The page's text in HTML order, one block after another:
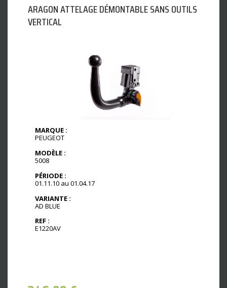
ARAGON ATTELAGE DÉMONTABLE SANS OUTILS
VERTICAL
MARQUE :
PEUGEOT
MODÈLE :
5008
PÉRIODE :
01.11.10 au 01.04.17
VARIANTE :
AD BLUE
REF :
E1220AV